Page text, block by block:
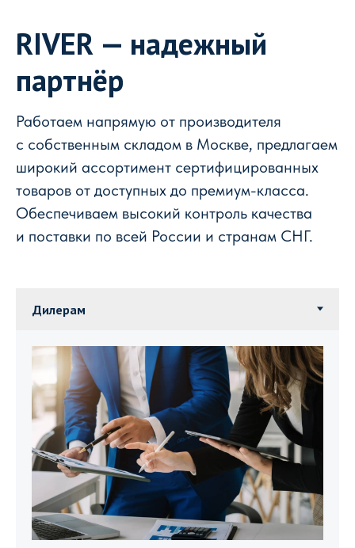
RIVER — надежный
партнёр
Работаем напрямую от производителя
с собственным складом в Москве, предлагаем
широкий ассортимент сертифицированных
товаров от доступных до премиум-класса.
Обеспечиваем высокий контроль качества
и поставки по всей России и странам СНГ.